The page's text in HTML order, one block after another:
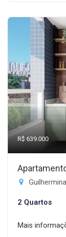
R$ 639.000
2 Quartos
Mais